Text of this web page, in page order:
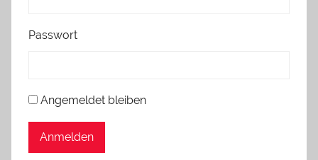
Passwort
Angemeldet bleiben
Anmelden